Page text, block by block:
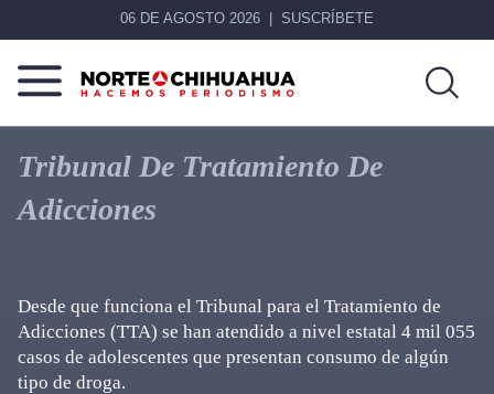
06 DE AGOSTO 2026 SUSCRÍBETE
Norte
Chihuahua
Más
que
noticias,
hacemos periodismo
Tribunal De Tratamiento De
Adicciones
Desde que funciona el Tribunal para el Tratamiento de
Adicciones (TTA) se han atendido a nivel estatal 4 mil 055
casos de adolescentes que presentan consumo de algún
tipo de droga.